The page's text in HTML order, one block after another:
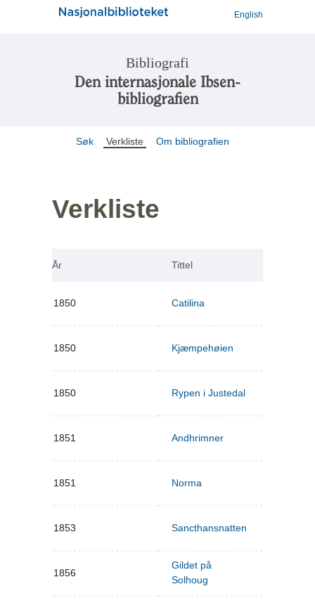
English
Bibliografi
Den internasjonale Ibsen-
bibliografien
Søk Verkliste Om bibliografien
Verkliste
År Tittel
1850 Catilina
1850 Kjæmpehøien
1850 Rypen i Justedal
1851 Andhrimner
1851 Norma
1853 Sancthansnatten
1856
Gildet på
Solhoug